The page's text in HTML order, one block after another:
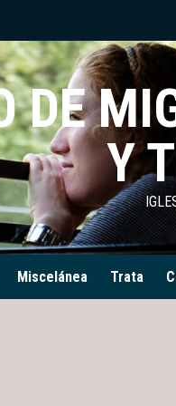
DE
Y
Miscelánea Trata